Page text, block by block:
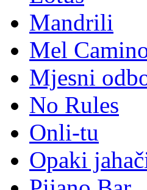
Mandrili
Mel
Mjesni
No Rules
Onli-tu
Opaki